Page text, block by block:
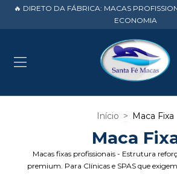
🔥 DIRETO DA FÁBRICA: MACAS
ECONOMIA
Início > Maca Fixa
Maca
Macas fixas profissionais - Estrutura
premium. Para Clínicas e SPAS que